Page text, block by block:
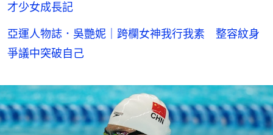
才少女成長記
亞運人物誌．吳艷妮｜跨欄女神我行我素 整容紋身
爭議中突破自己